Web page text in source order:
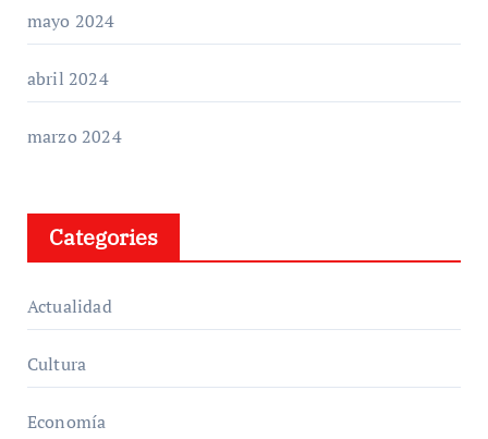
mayo 2024
abril 2024
marzo 2024
Categories
Actualidad
Cultura
Economía